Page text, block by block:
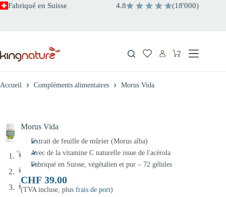
Passer
Fabriqué en Suisse 4.8 (18'000)
Panier
Accueil Compléments alimentaires Morus Vida
Morus Vida
Extrait de feuille de mûrier (Morus alba)
Avec de la vitamine C naturelle issue de l'acérola
Fabriqué en Suisse, végétalien et pur – 72 gélules
CHF 39.00
(TVA incluse, plus frais de port)